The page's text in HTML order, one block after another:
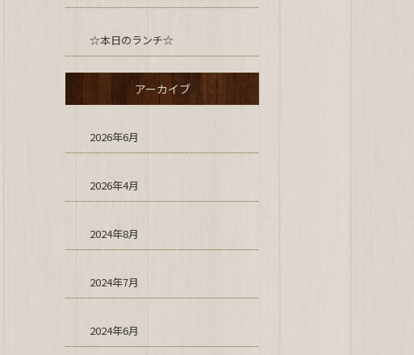
☆本日のランチ☆
アーカイブ
2026年6月
2026年4月
2024年8月
2024年7月
2024年6月